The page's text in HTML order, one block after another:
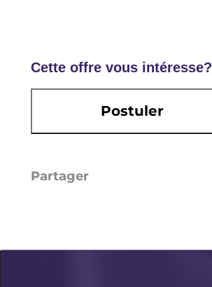
Cette offre vous intéresse?
Postuler
k ai
c